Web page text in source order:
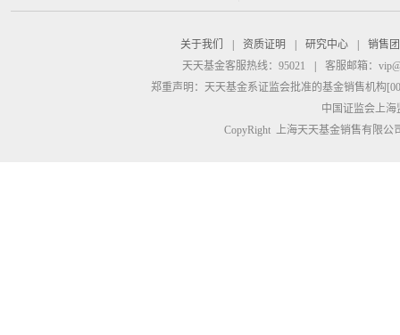
关于我们 资质证明 研究中心
销售
天天基金客服热线：95021
客服邮箱：
郑重声明： 天天基金系证监会批准的基金销售机构
中国证监会上
CopyRight 上海天天基金销售有限